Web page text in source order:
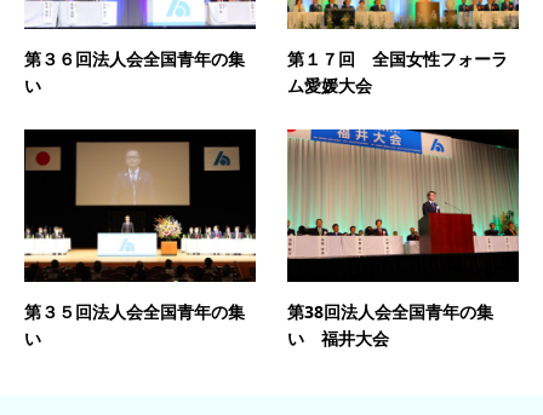
第３６回法人会全国青年の集
い
第１７回 全国女性フォーラ
ム愛媛大会
第３５回法人会全国青年の集
い
第38回法人会全国青年の集
い 福井大会